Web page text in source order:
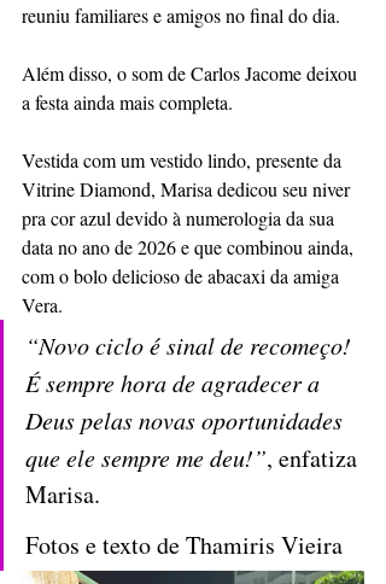
reuniu familiares e amigos no final do dia.
Além disso, o som de Carlos Jacome deixou
a festa ainda mais completa.
Vestida com um vestido lindo, presente da
Vitrine Diamond, Marisa dedicou seu niver
pra cor azul devido à numerologia da sua
data no ano de 2026 e que combinou ainda,
com o bolo delicioso de abacaxi da amiga
Vera.
“Novo ciclo é sinal de recomeço!
É sempre hora de agradecer a
Deus pelas novas oportunidades
que ele sempre me deu!”, enfatiza
Marisa.
Fotos e texto de Thamiris Vieira